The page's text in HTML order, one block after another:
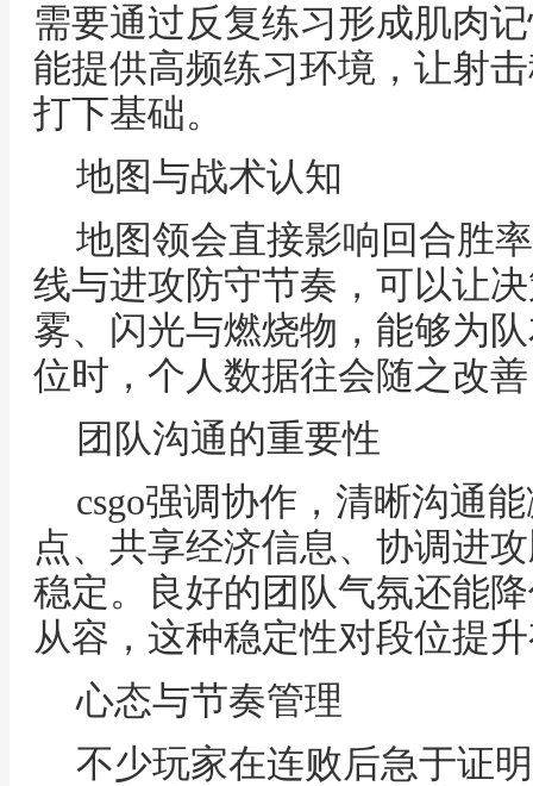
需要通过反复练习形成肌肉
能提供高频练习环境，让射
打下基础。
地图与战术认知
地图领会直接影响回合胜
线与进攻防守节奏，可以让
雾、闪光与燃烧物，能够为
位时，个人数据往会随之改
团队沟通的重要性
csgo强调协作，清晰沟通
点、共享经济信息、协调进
稳定。良好的团队气氛还能
从容，这种稳定性对段位提
心态与节奏管理
不少玩家在连败后急于证